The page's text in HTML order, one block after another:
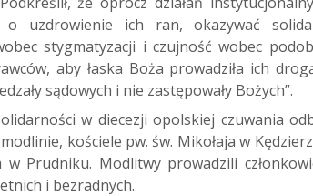
uzdrowienie ich ran, okazywać
stygmatyzacji i czujność wobec
aby łaska Boża prowadziła ich
sądowych i nie zastępowały Bożych”.
w diecezji opolskiej czuwania
kościele pw. św. Mikołaja w
w Prudniku. Modlitwy prowadzili
i bezradnych.